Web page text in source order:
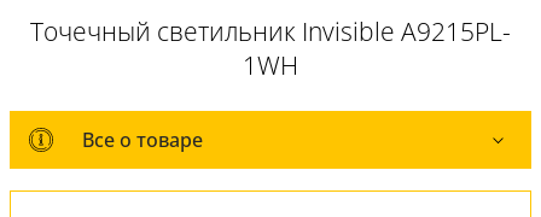
Точечный светильник Invisible A9215PL-
1WH
Все о товаре
Все о товаре